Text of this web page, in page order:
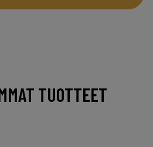
TUOTTEET